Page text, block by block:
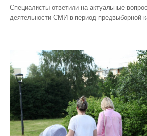
Специалисты ответили на актуальные
деятельности СМИ в период предвыборной